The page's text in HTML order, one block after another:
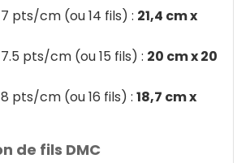
pts/cm (ou 14 fils) : 21,4 cm x
pts/cm (ou 15 fils) : 20 cm x 20
pts/cm (ou 16 fils) : 18,7 cm x
de fils DMC